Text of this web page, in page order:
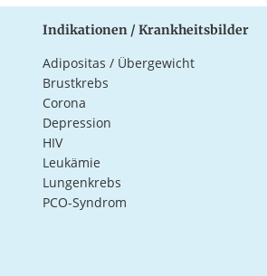
Indikationen / Krankheitsbilder
Adipositas / Übergewicht
Brustkrebs
Corona
Depression
HIV
Leukämie
Lungenkrebs
PCO-Syndrom